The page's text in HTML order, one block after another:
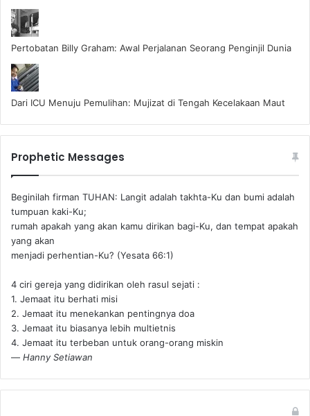
Pertobatan Billy Graham: Awal Perjalanan Seorang Penginjil Dunia
Dari ICU Menuju Pemulihan: Mujizat di Tengah Kecelakaan Maut
Prophetic Messages
Beginilah firman TUHAN: Langit adalah takhta-Ku dan bumi adalah
tumpuan kaki-Ku;
rumah apakah yang akan kamu dirikan bagi-Ku, dan tempat apakah
yang akan
menjadi perhentian-Ku? (Yesata 66:1) ‪
4 ciri gereja yang didirikan oleh rasul sejati :
1. Jemaat itu berhati misi
2. Jemaat itu menekankan pentingnya doa
3. Jemaat itu biasanya lebih multietnis
4. Jemaat itu terbeban untuk orang-orang miskin
— Hanny Setiawan